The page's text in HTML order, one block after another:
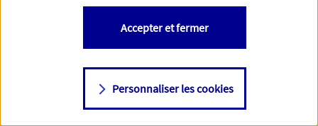
Vous êtes libre de les accepter, de les refuser comme de
changer d'avis à tout moment en allant sur
Consulter notre politique decookies
Personnaliser les cookies
Accepter et fermer